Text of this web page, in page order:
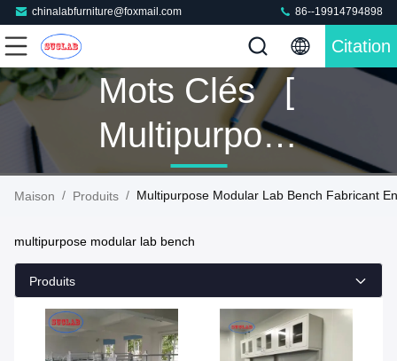
chinalabfurniture@foxmail.com 86--19914794898
Citation
Mots Clés [
Multipurpose
Modular Lab
Match 3
Produits
Maison / Produits / Multipurpose Modular Lab Bench Fabricant
multipurpose modular lab bench
Produits